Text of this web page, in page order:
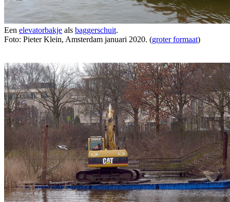
Een elevatorbakje als baggerschuit.
Foto: Pieter Klein, Amsterdam januari 2020. (groter formaat)